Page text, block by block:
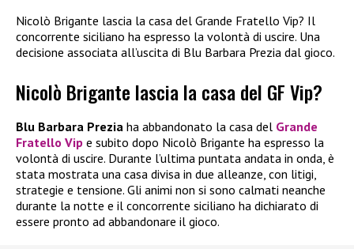
Nicolò Brigante lascia la casa del Grande Fratello Vip? Il
concorrente siciliano ha espresso la volontà di uscire. Una
decisione associata all’uscita di Blu Barbara Prezia dal gioco.
Nicolò Brigante lascia la casa del GF Vip?
Blu Barbara Prezia ha abbandonato la casa del Grande
Fratello Vip e subito dopo Nicolò Brigante ha espresso la
volontà di uscire. Durante l’ultima puntata andata in onda, è
stata mostrata una casa divisa in due alleanze, con litigi,
strategie e tensione. Gli animi non si sono calmati neanche
durante la notte e il concorrente siciliano ha dichiarato di
essere pronto ad abbandonare il gioco.